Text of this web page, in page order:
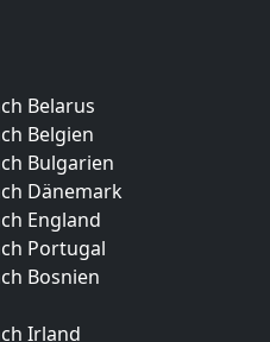
Belarus
Belgien
Bulgarien
Dänemark
England
Portugal
Bosnien
Irland